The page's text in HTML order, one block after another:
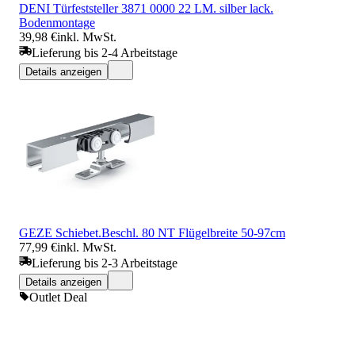
DENI Türfeststeller 3871 0000 22 LM. silber lack.
Bodenmontage
39,98 €inkl. MwSt.
Lieferung bis 2-4 Arbeitstage
Details anzeigen
GEZE Schiebet.Beschl. 80 NT Flügelbreite 50-97cm
77,99 €inkl. MwSt.
Lieferung bis 2-3 Arbeitstage
Details anzeigen
Outlet Deal